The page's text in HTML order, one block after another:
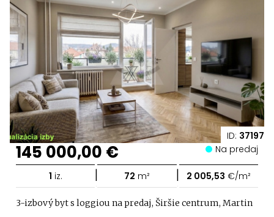
ID: 37197
145 000,00 € Na predaj
1 iz. | 72 m² | 2 005,53 €/m²
3-izbový byt s loggiou na predaj, Širšie centrum, Martin